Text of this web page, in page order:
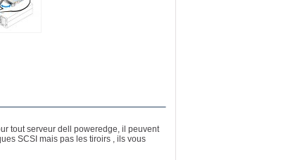
tout serveur dell poweredge, il peuvent
SCSI mais pas les tiroirs , ils vous